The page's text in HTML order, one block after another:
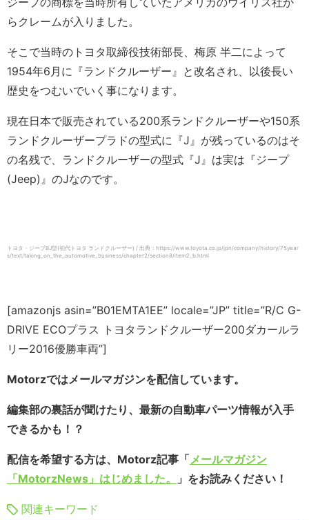
らクレームが入りました。
そこで当時のトヨタ取締役技術部長、梅原 半二によって
1954年6月に『ランドクルーザー』と改名され、以後長い
歴史をつむいでいく事になります。
現在日本で販売されている200系ランドクルーザーや150系
ランドクルーザープラドの型式に『J』が残っているのはそ
の名残で、ランドクルーザーの型式『J』は実は『ジープ
(Jeep)』のJなのです。
トヨタ・ジープBJ型(初代トヨタ ランドクルーザー) / 出典：https://www.toyota.co.jp/jpn/company/history/75year
s/text/taking_on_the_automotive_business/chapter2/section8/item2_b.html
[amazonjs asin=”B01EMTA1EE” locale=”JP” title=”R/C G-
DRIVE ECOプラス トヨタランドクルーザー200ダカールラ
リー2016優勝車両”]
Motorzではメールマガジンを配信しています。
編集部の裏話が聞けたり、最新の自動車パーツ情報が入手
できるかも！？
配信を希望する方は、Motorz記事「メールマガジン
「MotorzNews」はじめました。
」をお読みください！
関連キーワード